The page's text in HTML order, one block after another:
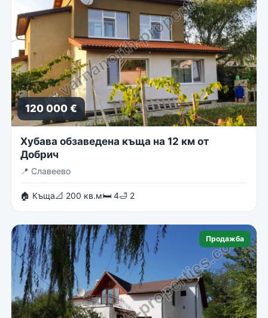
120 000 €
Хубава обзаведена къща на 12 км от
Добрич
📍 Славеево
🏠 Къща📐 200 кв.м🛏 4🛁 2
Продажба